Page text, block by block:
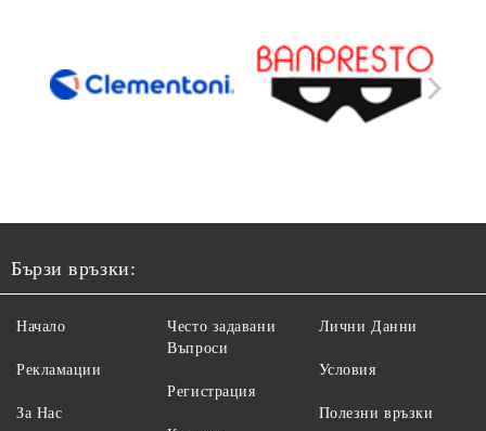
Бързи връзки:
Начало
Рекламации
За Нас
Често задавани
Въпроси
Регистрация
Лични Данни
Условия
Полезни връзки